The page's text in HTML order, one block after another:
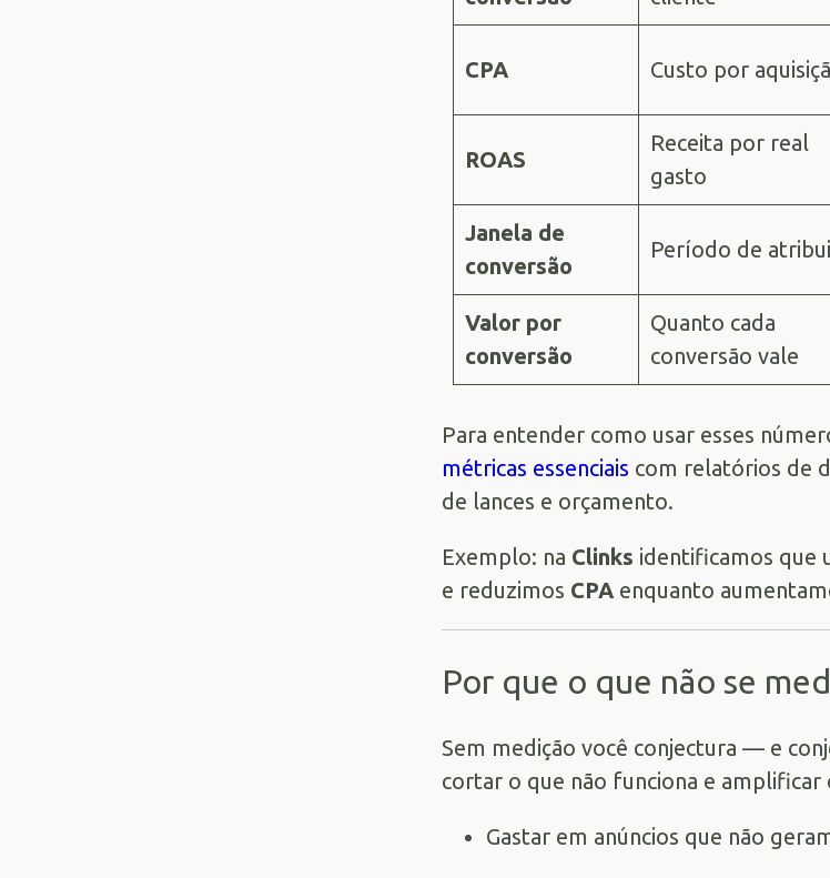
CPA Custo por
ROAS
Receita por real
gasto
Janela de
conversão
Período de
Valor por
conversão
Quanto cada
conversão vale
Para entender como usar esses
métricas essenciais com relatórios de
de lances e orçamento.
Exemplo: na Clinks identificamos que
e reduzimos CPAenquanto
Por que o que não se
Sem medição você conjectura — e
cortar o que não funciona e amplificar
Gastar em anúncios que não